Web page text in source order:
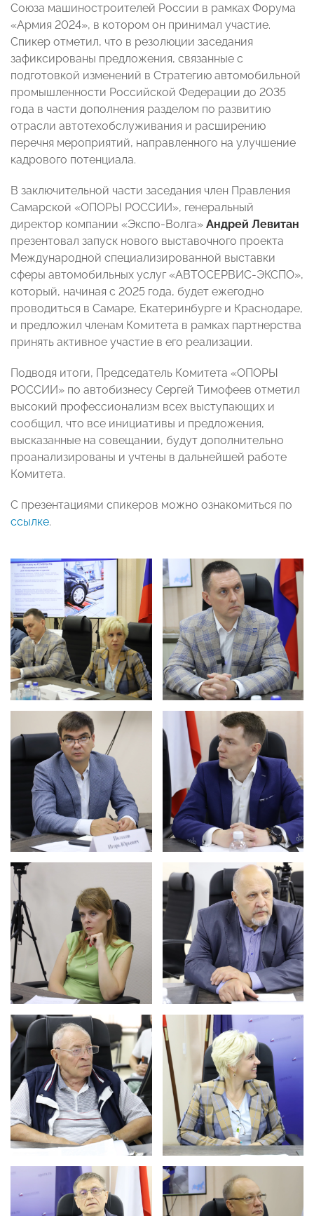
Союза машиностроителей России в рамках Форума
«Армия 2024», в котором он принимал участие.
Спикер отметил, что в резолюции заседания
зафиксированы предложения, связанные с
подготовкой изменений в Стратегию автомобильной
промышленности Российской Федерации до 2035
года в части дополнения разделом по развитию
отрасли автотехобслуживания и расширению
перечня мероприятий, направленного на улучшение
кадрового потенциала.
В заключительной части заседания член Правления
Самарской «ОПОРЫ РОССИИ», генеральный
директор компании «Экспо-Волга» Андрей Левитан
презентовал запуск нового выставочного проекта
Международной специализированной выставки
сферы автомобильных услуг «АВТОСЕРВИС-ЭКСПО»,
который, начиная с 2025 года, будет ежегодно
проводиться в Самаре, Екатеринбурге и Краснодаре,
и предложил членам Комитета в рамках партнерства
принять активное участие в его реализации.
Подводя итоги, Председатель Комитета «ОПОРЫ
РОССИИ» по автобизнесу Сергей Тимофеев отметил
высокий профессионализм всех выступающих и
сообщил, что все инициативы и предложения,
высказанные на совещании, будут дополнительно
проанализированы и учтены в дальнейшей работе
Комитета.
С презентациями спикеров можно ознакомиться по
ссылке.